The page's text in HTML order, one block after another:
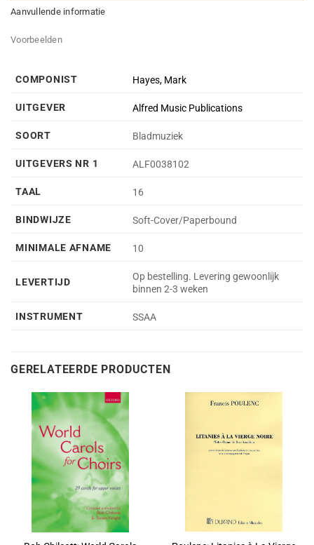
Aanvullende informatie
Voorbeelden
COMPONIST Hayes, Mark
UITGEVER Alfred Music Publications
SOORT Bladmuziek
UITGEVERS NR 1 ALF0038102
TAAL 16
BINDWIJZE Soft-Cover/Paperbound
MINIMALE AFNAME 10
LEVERTIJD
Op bestelling. Levering gewoonlijk
binnen 2-3 weken
INSTRUMENT SSAA
GERELATEERDE PRODUCTEN